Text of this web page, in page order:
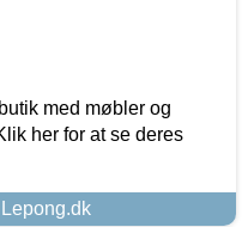
med møbler og
her for at se deres